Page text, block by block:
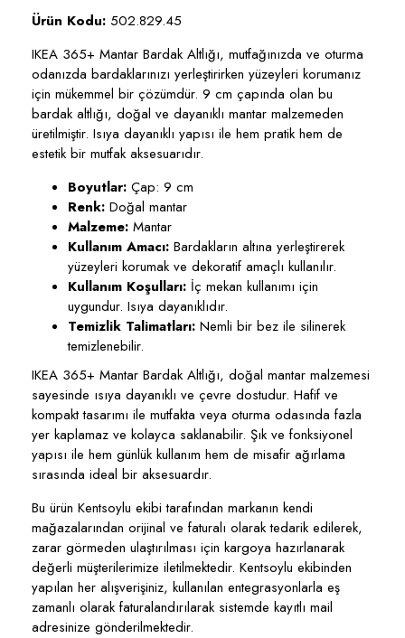
Ürün Kodu: 502.829.45
IKEA 365+ Mantar Bardak Altlığı, mutfağınızda ve oturma
odanızda bardaklarınızı yerleştirirken yüzeyleri korumanız
için mükemmel bir çözümdür. 9 cm çapında olan bu
bardak altlığı, doğal ve dayanıklı mantar malzemeden
üretilmiştir. Isıya dayanıklı yapısı ile hem pratik hem de
estetik bir mutfak aksesuarıdır.
Boyutlar: Çap: 9 cm
Renk: Doğal mantar
Malzeme: Mantar
Kullanım Amacı: Bardakların altına yerleştirerek
yüzeyleri korumak ve dekoratif amaçlı kullanılır.
Kullanım Koşulları: İç mekan kullanımı için
uygundur. Isıya dayanıklıdır.
Temizlik Talimatları: Nemli bir bez ile silinerek
temizlenebilir.
IKEA 365+ Mantar Bardak Altlığı, doğal mantar malzemesi
sayesinde ısıya dayanıklı ve çevre dostudur. Hafif ve
kompakt tasarımı ile mutfakta veya oturma odasında fazla
yer kaplamaz ve kolayca saklanabilir. Şık ve fonksiyonel
yapısı ile hem günlük kullanım hem de misafir ağırlama
sırasında ideal bir aksesuardır.
Bu ürün Kentsoylu ekibi tarafından markanın kendi
mağazalarından orijinal ve faturalı olarak tedarik edilerek,
zarar görmeden ulaştırılması için kargoya hazırlanarak
değerli müşterilerimize iletilmektedir. Kentsoylu ekibinden
yapılan her alışverişiniz, kullanılan entegrasyonlarla eş
zamanlı olarak faturalandırılarak sistemde kayıtlı mail
adresinize gönderilmektedir.